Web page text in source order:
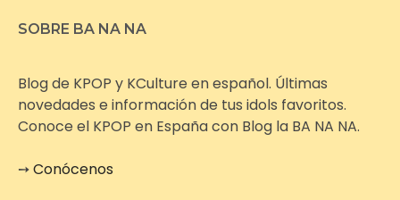
SOBRE BA NA NA
Blog de KPOP y KCulture en español. Últimas
novedades e información de tus idols favoritos.
Conoce el KPOP en España con Blog la BA NA NA.
➙Conócenos